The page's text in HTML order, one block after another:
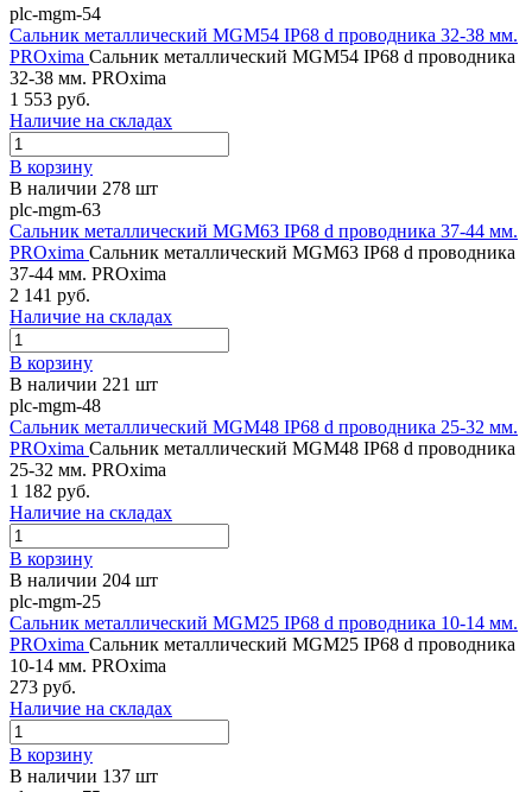
plc-mgm-54
Сальник металлический MGM54 IP68 d проводника 32-38 мм.
PROxima Сальник металлический MGM54 IP68 d проводника
32-38 мм. PROxima
1 553 руб.
Наличие на складах
В корзину
В наличии 278 шт
plc-mgm-63
Сальник металлический MGM63 IP68 d проводника 37-44 мм.
PROxima Сальник металлический MGM63 IP68 d проводника
37-44 мм. PROxima
2 141 руб.
Наличие на складах
В корзину
В наличии 221 шт
plc-mgm-48
Сальник металлический MGM48 IP68 d проводника 25-32 мм.
PROxima Сальник металлический MGM48 IP68 d проводника
25-32 мм. PROxima
1 182 руб.
Наличие на складах
В корзину
В наличии 204 шт
plc-mgm-25
Сальник металлический MGM25 IP68 d проводника 10-14 мм.
PROxima Сальник металлический MGM25 IP68 d проводника
10-14 мм. PROxima
273 руб.
Наличие на складах
В корзину
В наличии 137 шт